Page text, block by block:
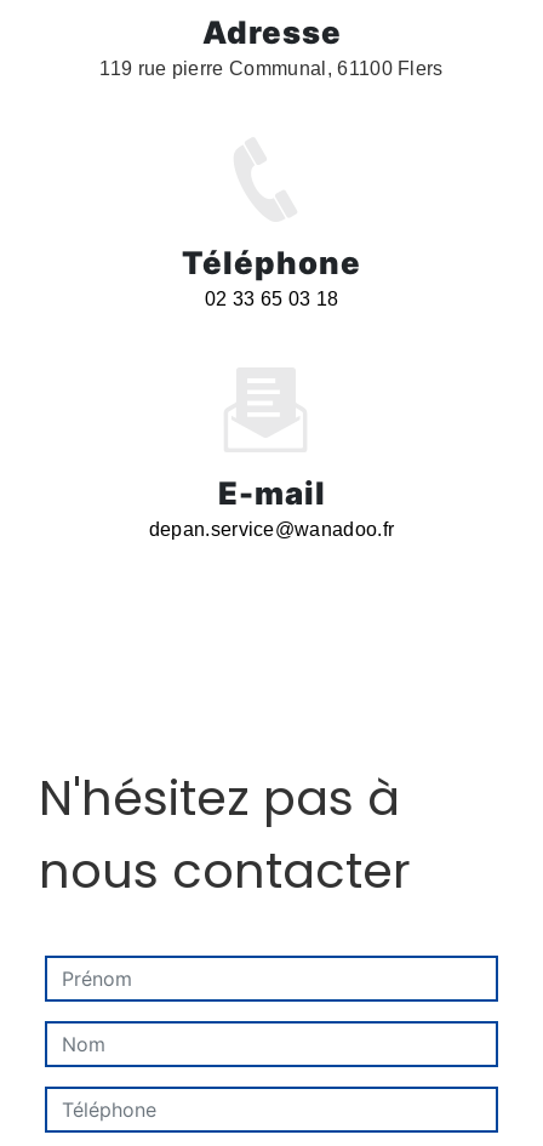
Adresse
119 rue pierre Communal, 61100 Flers
Téléphone
02 33 65 03 18
E-mail
depan.service@wanadoo.fr
N'hésitez pas à
nous contacter